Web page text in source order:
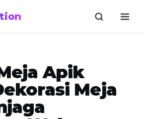
Apik
Meja